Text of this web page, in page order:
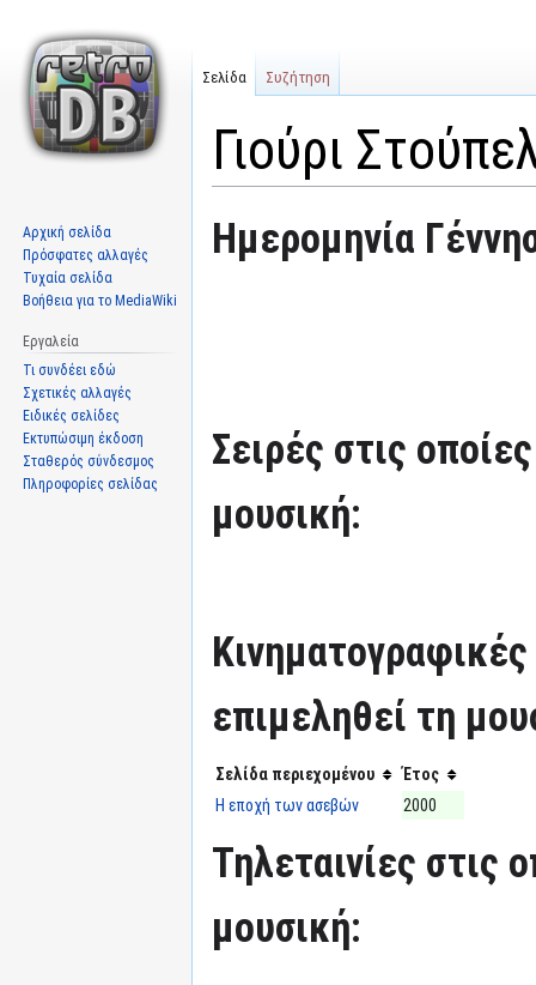
Γιούρι
Μετάβαση
στην
Πήδηση
στην
Ημερομηνία
Σειρές στις
μουσική:
Κινηματογραφικές
επιμεληθεί τη
Σελίδα περιεχομένου
Έτος
Η εποχή των ασεβών
2000
Τηλεταινίες στις
μουσική:
Σελίδα Συζήτηση
Αρχική σελίδα
Πρόσφατες αλλαγές
Τυχαία σελίδα
Βοήθεια για το MediaWiki
Εργαλεία
Τι συνδέει εδώ
Σχετικές αλλαγές
Ειδικές σελίδες
Εκτυπώσιμη έκδοση
Σταθερός σύνδεσμος
Πληροφορίες σελίδας